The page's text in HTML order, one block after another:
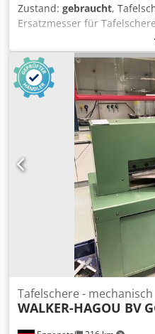
Zustand: gebraucht,
Ersatzmesser für
Schneidmesser,
Tafelscheren, aus
DHS 12/3000 Chedpfx
vorhanden -Längen: 2x
mm -Lochabstand: 200 /
incl. Box mit
Gewicht ges.: 126 kg
Tafelschere - mechanisch
WALKER-HAGOU BV